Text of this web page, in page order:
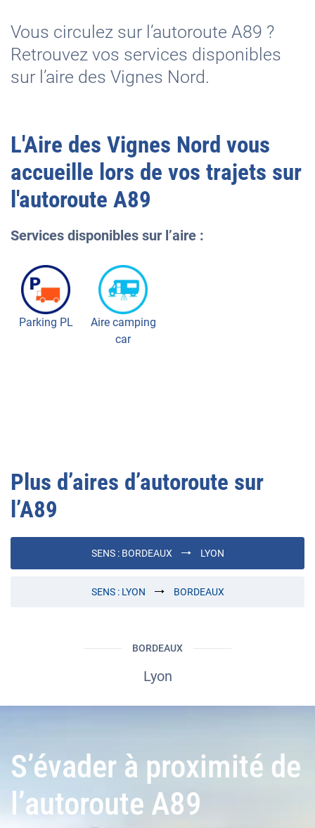
Vous circulez sur l’autoroute A89 ?
Retrouvez vos services disponibles
sur l’aire des Vignes Nord.
L'Aire des Vignes Nord vous
accueille lors de vos trajets sur
l'autoroute A89
Services disponibles sur l’aire :
Parking PL
Aire camping
car
Plus d’aires d’autoroute sur
l’A89
SENS : BORDEAUX LYON
SENS : LYON BORDEAUX
BORDEAUX
Lyon
S’évader à proximité de
l’autoroute A89